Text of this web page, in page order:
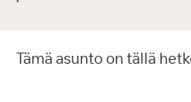
Tämä asunto on tällä